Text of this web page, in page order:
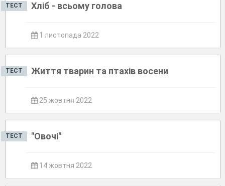
ТЕСТ Хліб - всьому голова
1 листопада 2022
ТЕСТ Життя тварин та птахів восени
25 жовтня 2022
ТЕСТ "Овочі"
14 жовтня 2022